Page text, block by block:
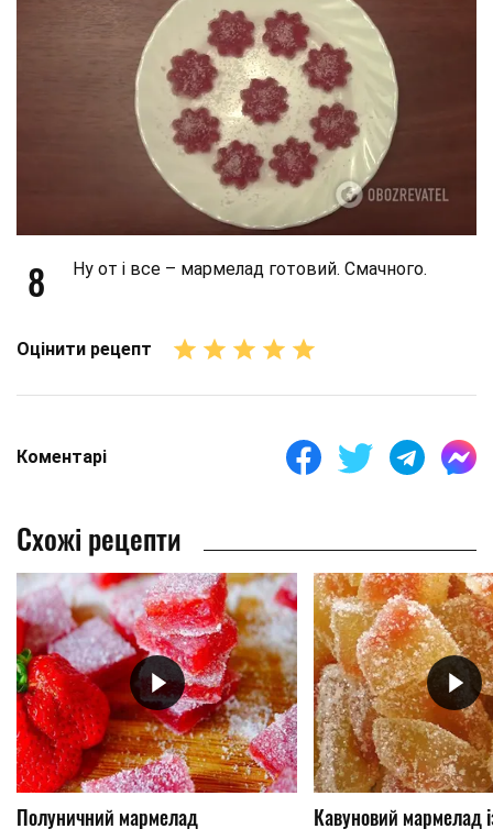
8 Ну от і все – мармелад готовий. Смачного.
Оцінити рецепт
Коментарі
Схожі рецепти
Полуничний мармелад Кавуновий мармелад